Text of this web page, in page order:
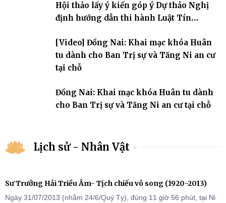
Hội thảo lấy ý kiến góp ý Dự thảo Nghị
định hướng dẫn thi hành Luật Tín
[Video] Đồng Nai: Khai mạc khóa Huân
tu dành cho Ban Trị sự và Tăng Ni an cư
tại chỗ
Đồng Nai: Khai mạc khóa Huân tu dành
cho Ban Trị sự và Tăng Ni an cư tại chỗ
Lịch sử - Nhân Vật
Sư Trưởng Hải Triều Âm- Tịch chiếu vô song (1920-2013)
Ngày 31/07/2013 (nhằm 24/6/Quý Tỵ), đúng 11 giờ 56 phút, tại Ni